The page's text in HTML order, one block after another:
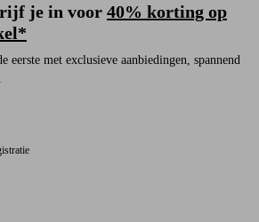
je in voor 40% korting op
met exclusieve aanbiedingen, spannend